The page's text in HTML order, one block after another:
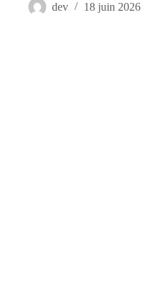
dev 18 juin 2026